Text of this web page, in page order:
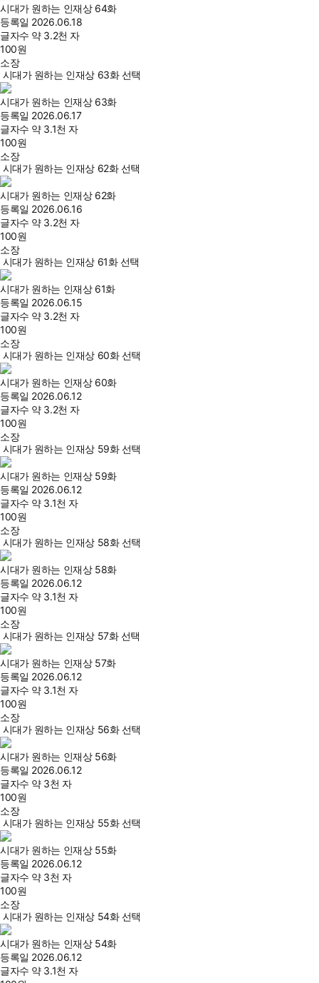
시대가 원하는 인재상 64화
등록일 2026.06.18
글자수 약 3.2천 자
100원
소장
시대가 원하는 인재상 63화 선택
시대가 원하는 인재상 63화
등록일 2026.06.17
글자수 약 3.1천 자
100원
소장
시대가 원하는 인재상 62화 선택
시대가 원하는 인재상 62화
등록일 2026.06.16
글자수 약 3.2천 자
100원
소장
시대가 원하는 인재상 61화 선택
시대가 원하는 인재상 61화
등록일 2026.06.15
글자수 약 3.2천 자
100원
소장
시대가 원하는 인재상 60화 선택
시대가 원하는 인재상 60화
등록일 2026.06.12
글자수 약 3.2천 자
100원
소장
시대가 원하는 인재상 59화 선택
시대가 원하는 인재상 59화
등록일 2026.06.12
글자수 약 3.1천 자
100원
소장
시대가 원하는 인재상 58화 선택
시대가 원하는 인재상 58화
등록일 2026.06.12
글자수 약 3.1천 자
100원
소장
시대가 원하는 인재상 57화 선택
시대가 원하는 인재상 57화
등록일 2026.06.12
글자수 약 3.1천 자
100원
소장
시대가 원하는 인재상 56화 선택
시대가 원하는 인재상 56화
등록일 2026.06.12
글자수 약 3천 자
100원
소장
시대가 원하는 인재상 55화 선택
시대가 원하는 인재상 55화
등록일 2026.06.12
글자수 약 3천 자
100원
소장
시대가 원하는 인재상 54화 선택
시대가 원하는 인재상 54화
등록일 2026.06.12
글자수 약 3.1천 자